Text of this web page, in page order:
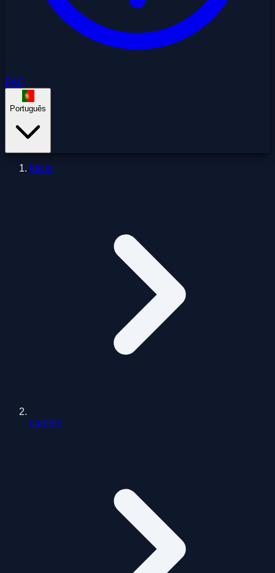
FAQ
Português
Início
careers